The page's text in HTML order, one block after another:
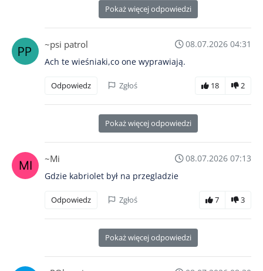
Pokaż więcej odpowiedzi
~psi patrol
08.07.2026 04:31
Ach te wieśniaki,co one wyprawiają.
Odpowiedz Zgłoś 18 2
Pokaż więcej odpowiedzi
~Mi
08.07.2026 07:13
Gdzie kabriolet był na przegladzie
Odpowiedz Zgłoś 7 3
Pokaż więcej odpowiedzi